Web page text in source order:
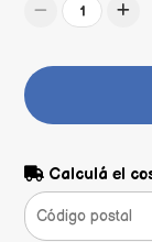
1
Calculá el